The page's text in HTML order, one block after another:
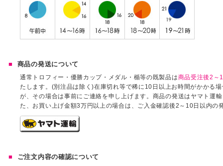
商品の発送について
通常トロフィー・優勝カップ・メダル・楯等の既製品は商品受注後2～
たします。(別注品は除く)在庫切れ等で稀に10日以上お時間がかかる
が、その場合は事前にご連絡を申し上げます。商品の発送はヤマト運
た、お買い上げ金額3万円以上の場合は、ご入金確認後2～10日以内の
ご注文内容の確認について